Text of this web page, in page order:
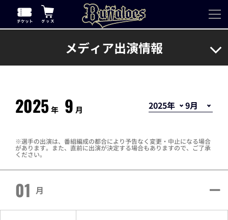
メディア出演情報
2025年 9 月
選手の出演は、番組編成の都合により予告なく変更・中止になる場合
があります。また、直前に出演が決定する場合もありますので、ご了承
ください。
01 月